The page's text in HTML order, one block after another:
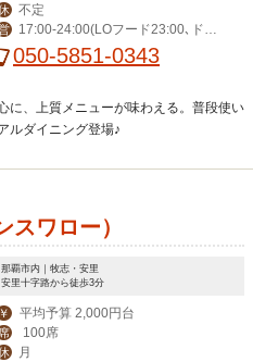
不定
17:00-24:00(LOフード23:00､ドリ
ク23:30)
050-5851-0343
に、上質メニューが味わえる。普段使い
ルダイニング登場♪
ワロー）
那覇市内｜牧志・安里
安里十字路から徒歩3分
￥ 平均予算 2,000円台
席 100席
月